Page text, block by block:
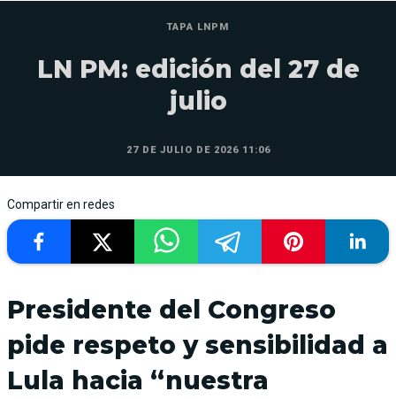
TAPA LNPM
LN PM: edición del 27 de
julio
27 DE JULIO DE 2026 11:06
Compartir en redes
Presidente del Congreso
pide respeto y sensibilidad a
Lula hacia “nuestra